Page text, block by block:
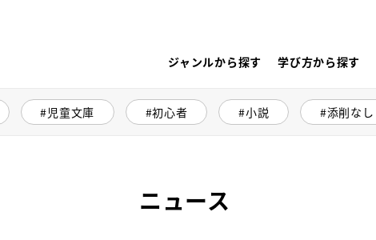
ジャンルから探す 学び方から探す
児童文庫 初心者 小説 添削なし
ニュース